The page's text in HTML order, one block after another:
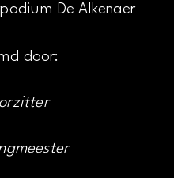
De Alkenaer
door: